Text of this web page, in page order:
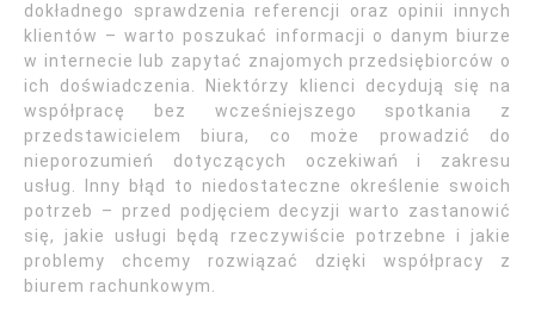
dokładnego sprawdzenia referencji oraz opinii innych
klientów – warto poszukać informacji o danym biurze
w internecie lub zapytać znajomych przedsiębiorców o
ich doświadczenia. Niektórzy klienci decydują się na
współpracę bez wcześniejszego spotkania z
przedstawicielem biura, co może prowadzić do
nieporozumień dotyczących oczekiwań i zakresu
usług. Inny błąd to niedostateczne określenie swoich
potrzeb – przed podjęciem decyzji warto zastanowić
się, jakie usługi będą rzeczywiście potrzebne i jakie
problemy chcemy rozwiązać dzięki współpracy z
biurem rachunkowym.